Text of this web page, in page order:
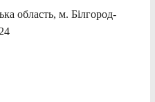
область, м. Білгород-